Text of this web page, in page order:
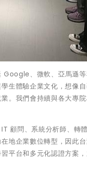
、微軟、亞馬遜
生體驗企業文化，想像
。我們會持續與各大專
顧問、系統分析師、轉
地企業數位轉型，因此
平台和多元化認證方案